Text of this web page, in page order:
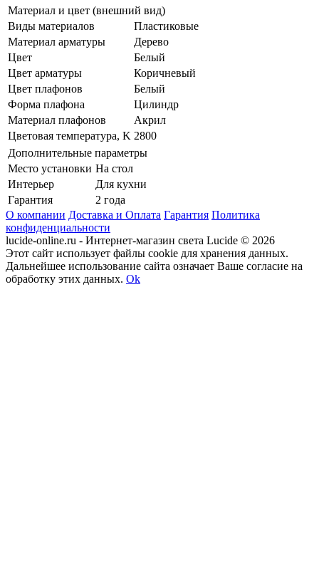
Материал и цвет (внешний вид)
Виды материалов
Пластиковые
Материал арматуры
Дерево
Цвет
Белый
Цвет арматуры
Коричневый
Цвет плафонов
Белый
Форма плафона
Цилиндр
Материал плафонов
Акрил
Цветовая температура, K 2800
Дополнительные параметры
Место установки На стол
Интерьер
Для кухни
Гарантия
2 года
О компании Доставка и Оплата Гарантия Политика
конфиденциальности
lucide-online.ru - Интернет-магазин света Lucide © 2026
Этот сайт использует файлы cookie для хранения данных.
Дальнейшее использование сайта означает Ваше согласие на
обработку этих данных. Ok